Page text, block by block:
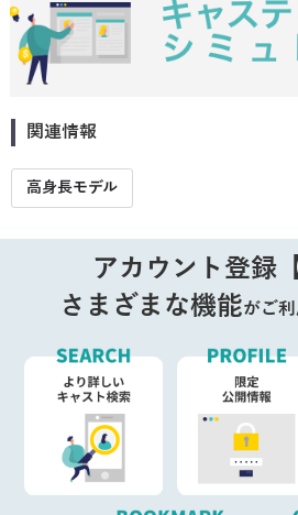
関連情報
高身長モデル
アカウント登録
さまざまな機能がご利